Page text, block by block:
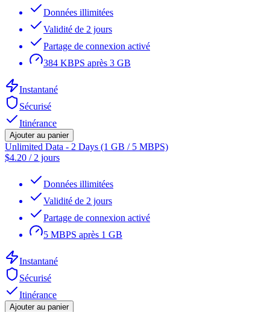
Données illimitées
Validité de 2 jours
Partage de connexion activé
384 KBPS après 3 GB
Instantané
Sécurisé
Itinérance
Ajouter au panier
Unlimited Data - 2 Days (1 GB / 5 MBPS)
$4.20 / 2 jours
Données illimitées
Validité de 2 jours
Partage de connexion activé
5 MBPS après 1 GB
Instantané
Sécurisé
Itinérance
Ajouter au panier